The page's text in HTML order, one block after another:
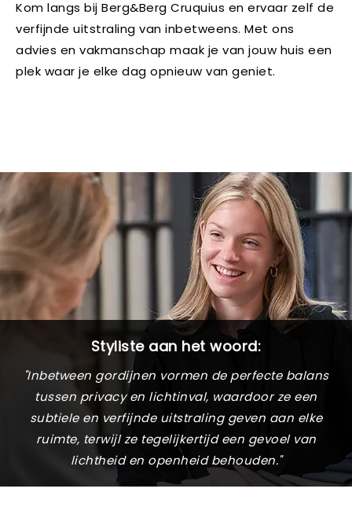
Kom langs bij Berg&Berg Cruquius en ervaar zelf de
verfijnde uitstraling van inbetweens. Met ons
advies en vakmanschap maak je van jouw huis een
plek waar je elke dag opnieuw van geniet.
Styliste aan het woord:
"Inbetween gordijnen vormen de perfecte balans
tussen privacy en lichtinval, waardoor ze een
subtiele en verfijnde uitstraling geven aan elke
ruimte, terwijl ze tegelijkertijd een gevoel van
lichtheid en openheid behouden."